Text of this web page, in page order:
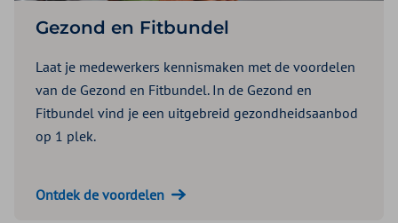
Gezond en Fitbundel
Laat je medewerkers kennismaken met de voordelen
van de Gezond en Fitbundel. In de Gezond en
Fitbundel vind je een uitgebreid gezondheidsaanbod
op 1 plek.
Ontdek de voordelen